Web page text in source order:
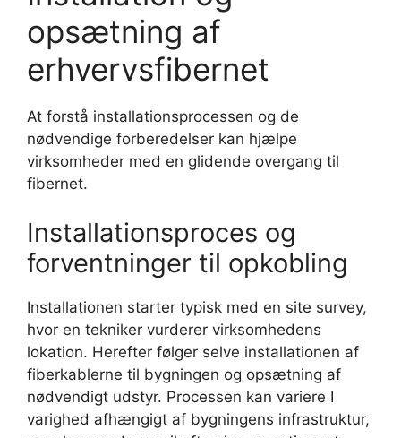
opsætning af
erhvervsfibernet
At forstå installationsprocessen og de
nødvendige forberedelser kan hjælpe
virksomheder med en glidende overgang til
fibernet.
Installationsproces og
forventninger til opkobling
Installationen starter typisk med en site survey,
hvor en tekniker vurderer virksomhedens
lokation. Herefter følger selve installationen af
fiberkablerne til bygningen og opsætning af
nødvendigt udstyr. Processen kan variere I
varighed afhængigt af bygningens infrastruktur,